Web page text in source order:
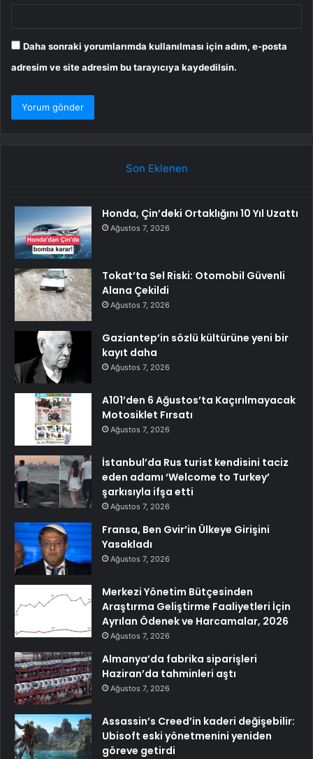
Daha sonraki yorumlarımda kullanılması için adım, e-posta
adresim ve site adresim bu tarayıcıya kaydedilsin.
Son Eklenen
Honda, Çin’deki Ortaklığını 10 Yıl Uzattı
Ağustos 7, 2026
Tokat’ta Sel Riski: Otomobil Güvenli
Alana Çekildi
Ağustos 7, 2026
Gaziantep’in sözlü kültürüne yeni bir
kayıt daha
Ağustos 7, 2026
A101’den 6 Ağustos’ta Kaçırılmayacak
Motosiklet Fırsatı
Ağustos 7, 2026
İstanbul’da Rus turist kendisini taciz
eden adamı ‘Welcome to Turkey’
şarkısıyla ifşa etti
Ağustos 7, 2026
Fransa, Ben Gvir’in Ülkeye Girişini
Yasakladı
Ağustos 7, 2026
Merkezi Yönetim Bütçesinden
Araştırma Geliştirme Faaliyetleri İçin
Ayrılan Ödenek ve Harcamalar, 2026
Ağustos 7, 2026
Almanya’da fabrika siparişleri
Haziran’da tahminleri aştı
Ağustos 7, 2026
Assassin’s Creed’in kaderi değişebilir:
Ubisoft eski yönetmenini yeniden
göreve getirdi